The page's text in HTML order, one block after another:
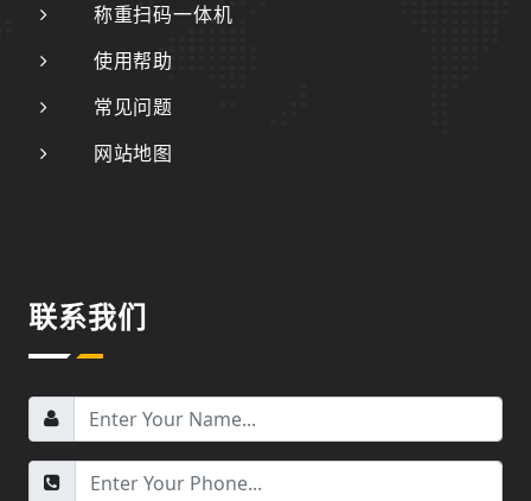
称重扫码一体机
使用帮助
常见问题
网站地图
联系我们